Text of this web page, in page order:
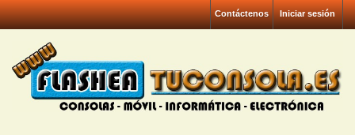
Iniciar sesión
Contáctenos